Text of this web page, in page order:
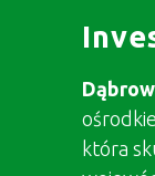
która